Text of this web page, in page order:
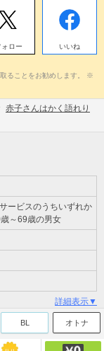
ォロー いいね
ることをお勧めします。 ※
赤子さんはかく語れり
ービスのうちいずれか
～69歳の男女
詳細表示▼
BL オトナ